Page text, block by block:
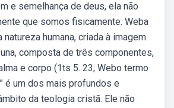
e semelhança de deus, ela não
que somos fisicamente. Weba
humana, criada à imagem
composta de três componentes,
e corpo (1ts 5. 23; Webo termo
é um dos mais profundos e
da teologia cristã. Ele não